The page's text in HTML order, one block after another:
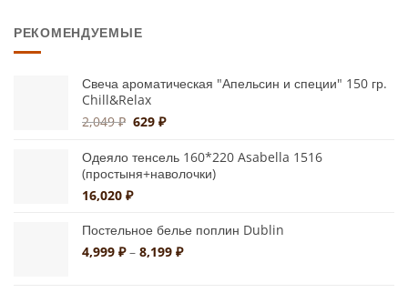
РЕКОМЕНДУЕМЫЕ
Свеча ароматическая "Апельсин и специи" 150 гр.
Chill&Relax
2,049₽ Первоначальная
составляла
2,049 ₽.
629₽Текущая
629 ₽.
Одеяло тенсель 160*220 Asabella 1516
(простыня+наволочки)
16,020 ₽
Постельное белье поплин Dublin
4,999 ₽ – 8,199 ₽Диапазон